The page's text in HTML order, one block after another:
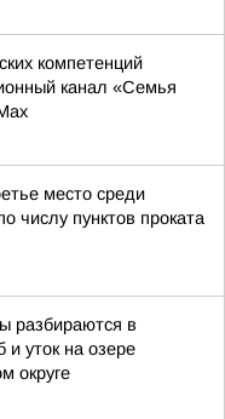
компетенций
канал «Семья
место среди
числу пунктов проката
разбираются в
и уток на озере
округе